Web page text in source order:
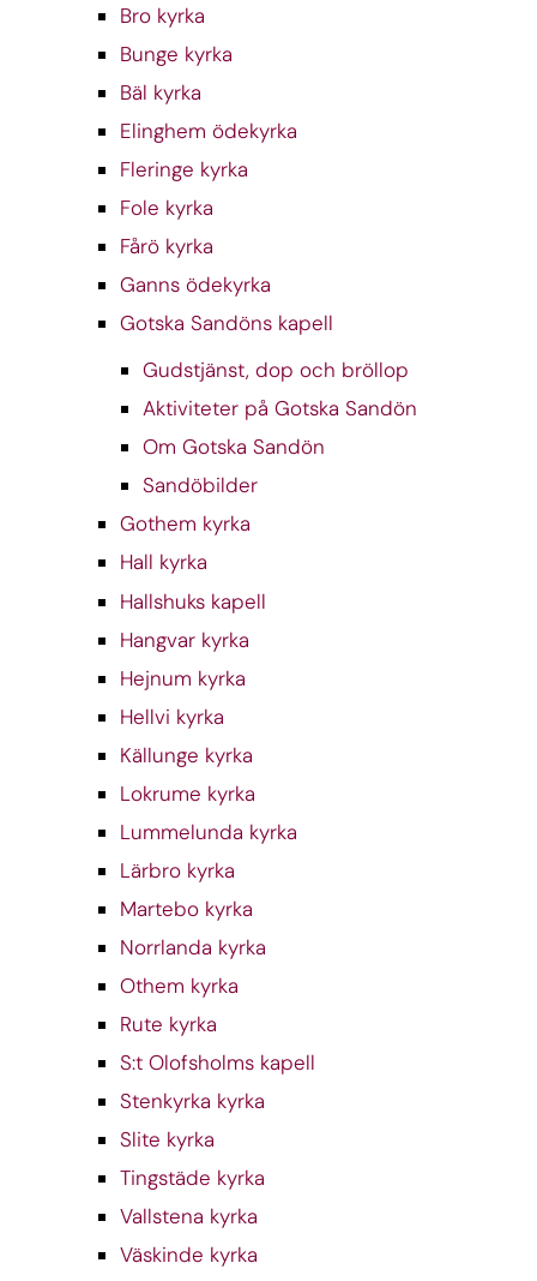
Bro kyrka
Bunge kyrka
Bäl kyrka
Elinghem ödekyrka
Fleringe kyrka
Fole kyrka
Fårö kyrka
Ganns ödekyrka
Gotska Sandöns kapell
Gudstjänst, dop och bröllop
Aktiviteter på Gotska Sandön
Om Gotska Sandön
Sandöbilder
Gothem kyrka
Hall kyrka
Hallshuks kapell
Hangvar kyrka
Hejnum kyrka
Hellvi kyrka
Källunge kyrka
Lokrume kyrka
Lummelunda kyrka
Lärbro kyrka
Martebo kyrka
Norrlanda kyrka
Othem kyrka
Rute kyrka
S:t Olofsholms kapell
Stenkyrka kyrka
Slite kyrka
Tingstäde kyrka
Vallstena kyrka
Väskinde kyrka